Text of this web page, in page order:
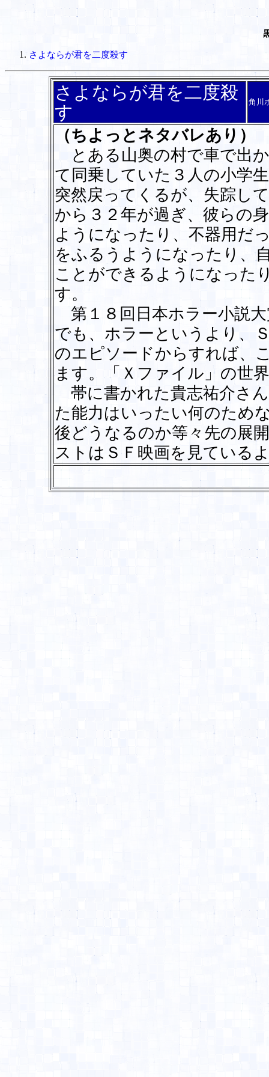
さよならが君を二度殺す
さよならが君を二度殺
す
角川
（ちよっとネタバレあり）
とある山奥の村で車で出
て同乗していた３人の小学
突然戻ってくるが、失踪し
から３２年が過ぎ、彼らの
ようになったり、不器用だ
をふるうようになったり、
ことができるようになった
す。
第１８回日本ホラー小説
でも、ホラーというより、
のエピソードからすれば、
ます。「Ｘファイル」の世
帯に書かれた貴志祐介さ
た能力はいったい何のため
後どうなるのか等々先の展
ストはＳＦ映画を見ている